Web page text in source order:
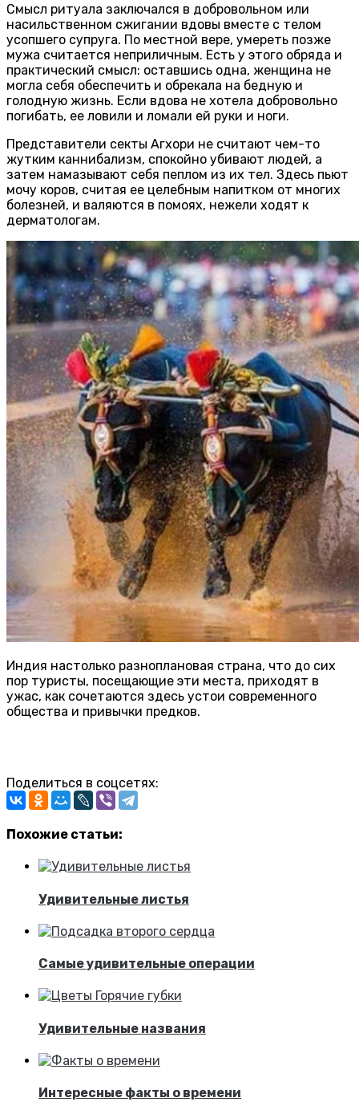
Смысл ритуала заключался в добровольном или
насильственном сжигании вдовы вместе с телом
усопшего супруга. По местной вере, умереть позже
мужа считается неприличным. Есть у этого обряда и
практический смысл: оставшись одна, женщина не
могла себя обеспечить и обрекала на бедную и
голодную жизнь. Если вдова не хотела добровольно
погибать, ее ловили и ломали ей руки и ноги.
Представители секты Агхори не считают чем-то
жутким каннибализм, спокойно убивают людей, а
затем намазывают себя пеплом из их тел. Здесь пьют
мочу коров, считая ее целебным напитком от многих
болезней, и валяются в помоях, нежели ходят к
дерматологам.
Индия настолько разноплановая страна, что до сих
пор туристы, посещающие эти места, приходят в
ужас, как сочетаются здесь устои современного
общества и привычки предков.
Поделиться в соцсетях:
Похожие статьи:
Удивительные листья
Самые удивительные операции
Удивительные названия
Интересные факты о времени